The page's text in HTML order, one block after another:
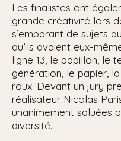
Les finalistes ont
grande créativité lors
s’emparant de sujets
qu’ils avaient eux-
ligne 13, le papillon, le
génération, le papier,
roux. Devant un jury
réalisateur Nicolas
unanimement saluées
diversité.